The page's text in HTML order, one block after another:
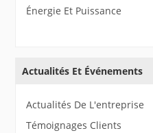
Énergie Et Puissance
Actualités Et Événements
Actualités De L'entreprise
Témoignages Clients